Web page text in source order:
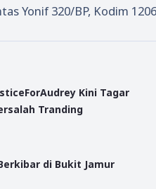
Yonif 320/BP, Kodim
Kini Tagar
Tranding
di Bukit Jamur